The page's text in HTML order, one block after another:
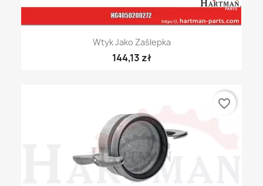
Wtyk Jako Zaślepka
144,13 zł
favorite_border